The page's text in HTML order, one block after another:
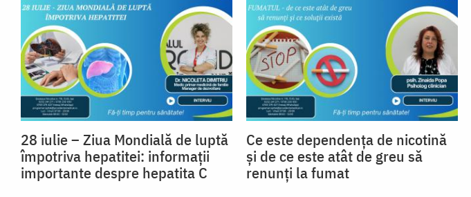
28 iulie – Ziua Mondială de luptă
împotriva hepatitei: informații
importante despre hepatita C
Ce este dependența de nicotină
și de ce este atât de greu să
renunți la fumat